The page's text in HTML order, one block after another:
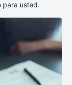
para usted.